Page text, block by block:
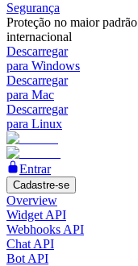
Segurança
Proteção no maior padrão
internacional
Descarregar
para Windows
Descarregar
para Mac
Descarregar
para Linux
Entrar
Cadastre-se
Overview
Widget API
Webhooks API
Chat API
Bot API